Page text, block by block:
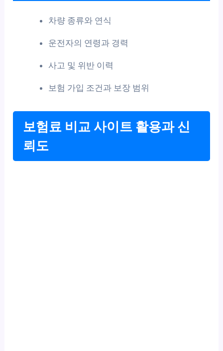
차량 종류와 연식
운전자의 연령과 경력
사고 및 위반 이력
보험 가입 조건과 보장 범위
보험료 비교 사이트 활용과 신
뢰도